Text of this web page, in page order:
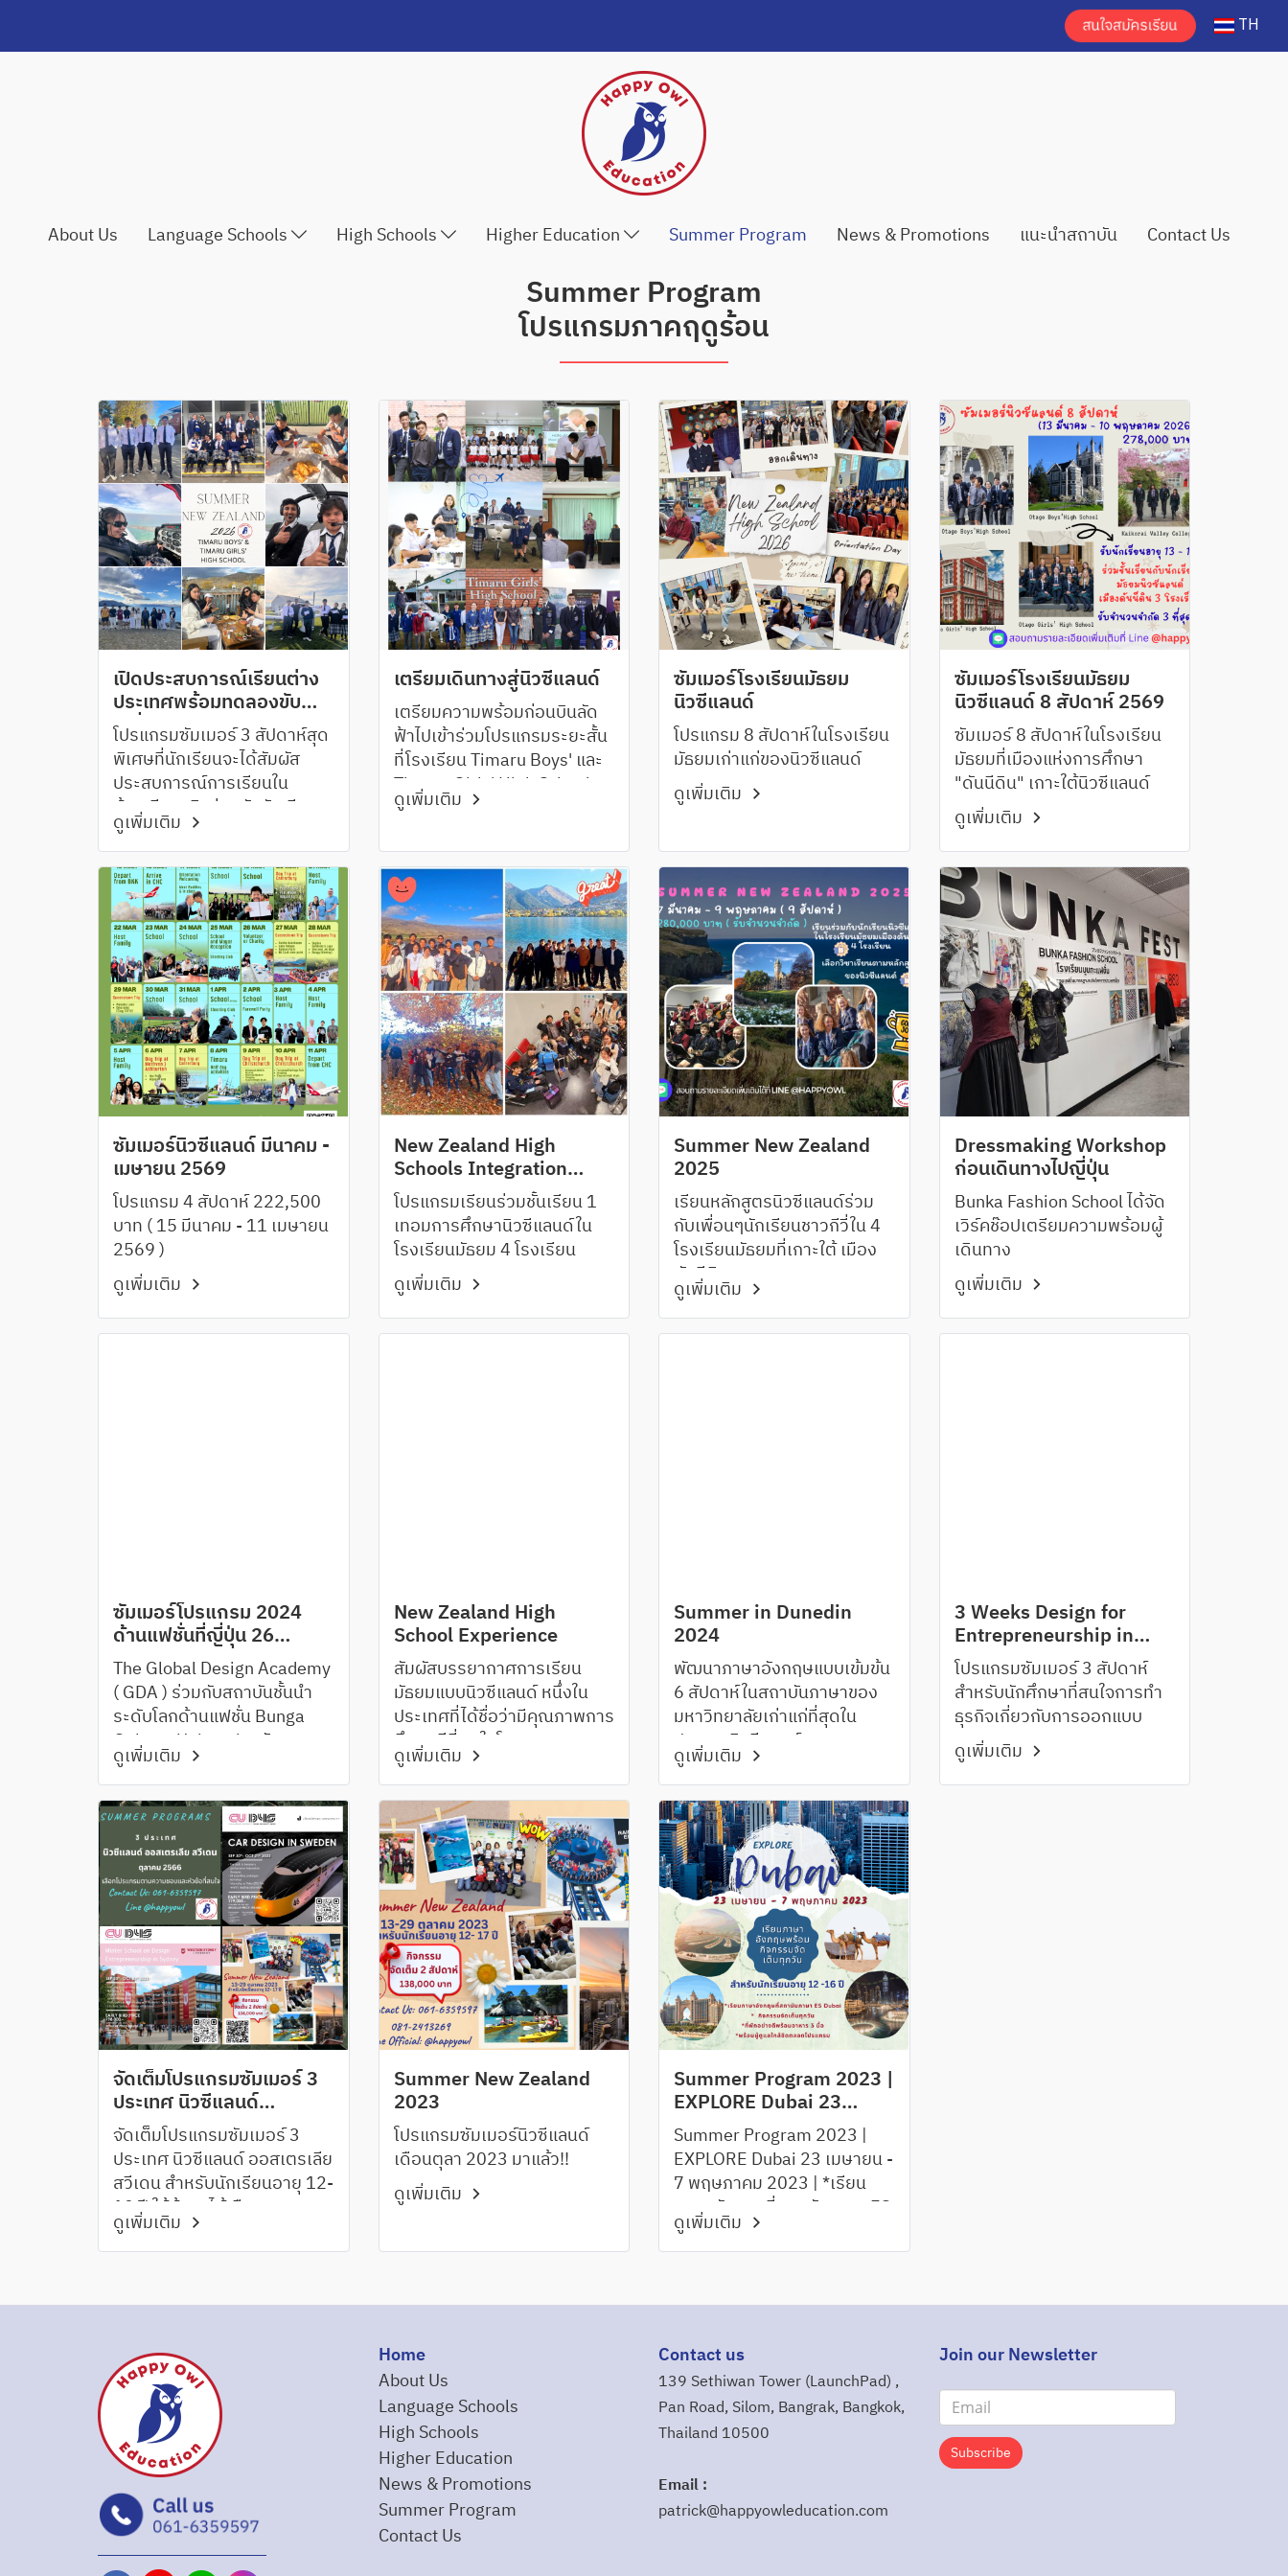
TH
About Us Language Schools High Schools Higher Education Summer Program News & Promotions แนะนำสถาบัน Contact Us
Summer Program
โปรแกรมภาคฤดูร้อน
เปิดประสบการณ์เรียนต่าง
ประเทศพร้อมทดลองขับ
เครื่องบินเล็ก
โปรแกรมซัมเมอร์ 3 สัปดาห์สุด
พิเศษที่นักเรียนจะได้สัมผัส
ประสบการณ์การเรียนใน
ห้องเรียนจริงร่วมกับนักเรียน
นิวซีแลนด์ พร้อมใช้ชีวิตแบบ
International Student อย่าง
แท้จริง
ดูเพิ่มเติม
เตรียมเดินทางสู่นิวซีแลนด์
เตรียมความพร้อมก่อนบินลัด
ฟ้าไปเข้าร่วมโปรแกรมระยะสั้น
ที่โรงเรียน Timaru Boys' และ
Timaru Girls' High School
ดูเพิ่มเติม
ซัมเมอร์โรงเรียนมัธยม
นิวซีแลนด์
โปรแกรม 8 สัปดาห์ในโรงเรียน
มัธยมเก่าแก่ของนิวซีแลนด์
ดูเพิ่มเติม
ซัมเมอร์โรงเรียนมัธยม
นิวซีแลนด์ 8 สัปดาห์ 2569
ซัมเมอร์ 8 สัปดาห์ในโรงเรียน
มัธยมที่เมืองแห่งการศึกษา
"ดันนีดิน" เกาะใต้นิวซีแลนด์
ดูเพิ่มเติม
ซัมเมอร์นิวซีแลนด์ มีนาคม -
เมษายน 2569
โปรแกรม 4 สัปดาห์ 222,500
บาท ( 15 มีนาคม - 11 เมษายน
2569 )
ดูเพิ่มเติม
New Zealand High
Schools Integration
2025
โปรแกรมเรียนร่วมชั้นเรียน 1
เทอมการศึกษานิวซีแลนด์ใน
โรงเรียนมัธยม 4 โรงเรียน
ดูเพิ่มเติม
Summer New Zealand
2025
เรียนหลักสูตรนิวซีแลนด์ร่วม
กับเพื่อนๆนักเรียนชาวกีวี่ใน 4
โรงเรียนมัธยมที่เกาะใต้ เมือง
ดันนีดิน
ดูเพิ่มเติม
Dressmaking Workshop
ก่อนเดินทางไปญี่ปุ่น
Bunka Fashion School ได้จัด
เวิร์คช๊อปเตรียมความพร้อมผู้
เดินทาง
ดูเพิ่มเติม
ซัมเมอร์โปรแกรม 2024
ด้านแฟชั่นที่ญี่ปุ่น 26
กรกฎาคม - 2 สิงหาคม
The Global Design Academy
( GDA ) ร่วมกับสถาบันชั้นนำ
ระดับโลกด้านแฟชั่น Bunga
Gakuen University จัด
โปรแกรมสุดพิเศษให้นักเรียนได้
ทดลองออกแบบและทำเสื้อผ้าที่
Bunka Campus
ดูเพิ่มเติม
New Zealand High
School Experience
สัมผัสบรรยากาศการเรียน
มัธยมแบบนิวซีแลนด์ หนึ่งใน
ประเทศที่ได้ชื่อว่ามีคุณภาพการ
ศึกษาดีที่สุดในโลก
ดูเพิ่มเติม
Summer in Dunedin
2024
พัฒนาภาษาอังกฤษแบบเข้มข้น
6 สัปดาห์ในสถาบันภาษาของ
มหาวิทยาลัยเก่าแก่ที่สุดใน
ประเทศนิวซีแลนด์
ดูเพิ่มเติม
3 Weeks Design for
Entrepreneurship in
Australia
โปรแกรมซัมเมอร์ 3 สัปดาห์
สำหรับนักศึกษาที่สนใจการทำ
ธุรกิจเกี่ยวกับการออกแบบ
ดูเพิ่มเติม
จัดเต็มโปรแกรมซัมเมอร์ 3
ประเทศ นิวซีแลนด์
ออสเตรเลีย สวีเดน สำหรับ
นักเรียนอายุ 12- 19 ปี
จัดเต็มโปรแกรมซัมเมอร์ 3
ประเทศ นิวซีแลนด์ ออสเตรเลีย
สวีเดน สำหรับนักเรียนอายุ 12-
19 ปี ให้น้องๆได้เลือกตามความ
ชอบและหัวข้อที่สนใจ
ดูเพิ่มเติม
Summer New Zealand
2023
โปรแกรมซัมเมอร์นิวซีแลนด์
เดือนตุลา 2023 มาแล้ว!!
ดูเพิ่มเติม
Summer Program 2023 |
EXPLORE Dubai 23
เมษายน - 7 พฤษภาคม
2023
Summer Program 2023 |
EXPLORE Dubai 23 เมษายน -
7 พฤษภาคม 2023 | *เรียน
ภาษาอังกฤษที่สถาบันภาษา ES
Dubai กิจกรรมจัดเต็มทุกวัน
ที่พักอย่างดีพร้อมอาหาร 3 มื้อ
โปรแกรม
ดูเพิ่มเติม
Home
About Us
Language Schools
High Schools
Higher Education
News & Promotions
Summer Program
Contact Us
Contact us
139 Sethiwan Tower (LaunchPad) ,
Pan Road, Silom, Bangrak, Bangkok,
Thailand 10500
Email :
patrick@happyowleducation.com
Join our Newsletter
Subscribe